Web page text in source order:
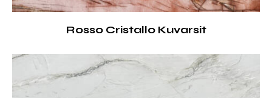
Rosso Cristallo Kuvarsit